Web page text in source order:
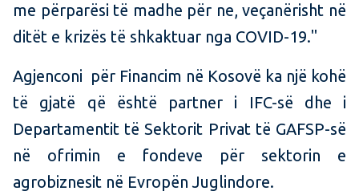
me përparësi të madhe për ne, veçanërisht në
ditët e krizës të shkaktuar nga COVID-19."
Agjenconi për Financim në Kosovë ka një kohë
të gjatë që është partner i IFC-së dhe i
Departamentit të Sektorit Privat të GAFSP-së
në ofrimin e fondeve për sektorin e
agrobiznesit në Evropën Juglindore.